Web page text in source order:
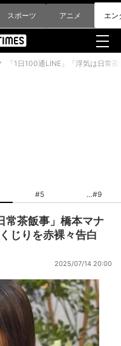
スポーツ アニメ エン
「1日100通LINE」「浮気は日常
#5 #9
常茶飯事」橋本マナ
じりを赤裸々告白
2025/07/14 20:00